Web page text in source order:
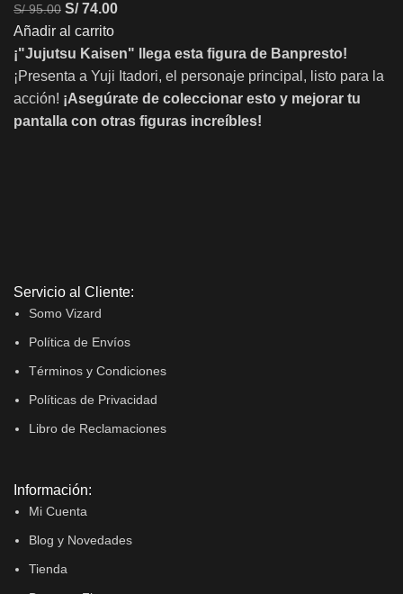
S/95.00 S/74.00
Añadir al carrito
¡"Jujutsu Kaisen" llega esta figura de Banpresto!
¡Presenta a Yuji Itadori, el personaje principal, listo para la
acción! ¡Asegúrate de coleccionar esto y mejorar tu
pantalla con otras figuras increíbles!
Servicio al Cliente:
Somo Vizard
Política de Envíos
Términos y Condiciones
Políticas de Privacidad
Libro de Reclamaciones
Información:
Mi Cuenta
Blog y Novedades
Tienda